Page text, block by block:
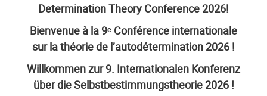
Determination Theory Conference 2026!
Bienvenue à la 9ᵉ Conférence internationale
sur la théorie de l’autodétermination 2026 !
Willkommen zur 9. Internationalen Konferenz
über die Selbstbestimmungstheorie 2026 !